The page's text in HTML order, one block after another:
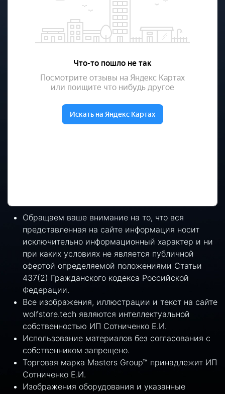
Обращаем ваше внимание на то, что вся
представленная на сайте информация носит
исключительно информационный характер и ни
при каких условиях не является публичной
офертой определяемой положениями Статьи
437(2) Гражданского кодекса Российской
Федерации.
Все изображения, иллюстрации и текст на сайте
wolfstore.tech являются интеллектуальной
собственностью ИП Сотниченко Е.И.
Использование материалов без согласования с
собственником запрещено.
Торговая марка Masters Group™ принадлежит ИП
Сотниченко Е.И.
Изображения оборудования и указанные